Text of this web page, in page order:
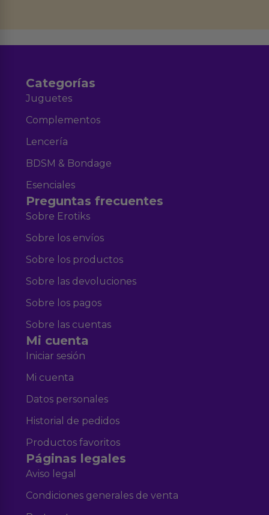
Categorías
Juguetes
Complementos
Lencería
BDSM & Bondage
Esenciales
Preguntas frecuentes
Sobre Erotiks
Sobre los envíos
Sobre los productos
Sobre las devoluciones
Sobre los pagos
Sobre las cuentas
Mi cuenta
Iniciar sesión
Mi cuenta
Datos personales
Historial de pedidos
Productos favoritos
Páginas legales
Aviso legal
Condiciones generales de venta